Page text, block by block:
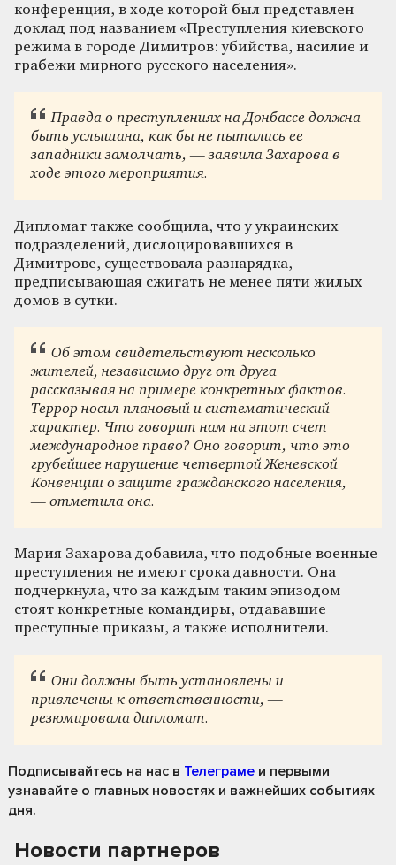
конференция, в ходе которой был представлен
доклад под названием «Преступления киевского
режима в городе Димитров: убийства, насилие и
грабежи мирного русского населения».
Правда о преступлениях на Донбассе должна
быть услышана, как бы не пытались ее
западники замолчать, — заявила Захарова в
ходе этого мероприятия.
Дипломат также сообщила, что у украинских
подразделений, дислоцировавшихся в
Димитрове, существовала разнарядка,
предписывающая сжигать не менее пяти жилых
домов в сутки.
Об этом свидетельствуют несколько
жителей, независимо друг от друга
рассказывая на примере конкретных фактов.
Террор носил плановый и систематический
характер. Что говорит нам на этот счет
международное право? Оно говорит, что это
грубейшее нарушение четвертой Женевской
Конвенции о защите гражданского населения,
— отметила она.
Мария Захарова добавила, что подобные военные
преступления не имеют срока давности. Она
подчеркнула, что за каждым таким эпизодом
стоят конкретные командиры, отдававшие
преступные приказы, а также исполнители.
Они должны быть установлены и
привлечены к ответственности, —
резюмировала дипломат.
Подписывайтесь на нас в Телеграме и первыми
узнавайте о главных новостях и важнейших событиях
дня.
Новости партнеров